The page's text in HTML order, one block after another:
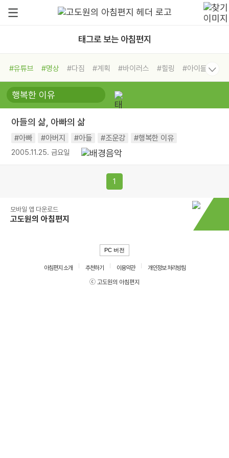
태그로 보는 아침편지
#유튜브 #명상 #다짐 #계획 #바이러스 #힐링
#아이들
#비전캠프
#독서캠프 #삶
#희망
#나눔 #친구 #링컨학교
#독서
#건강 #면역력
아들의 삶, 아빠의 삶
#아빠 #아버지 #아들 #조운강 #행복한 이유
2005.11.25. 금요일
1
모바일 앱 다운로드
고도원의 아침편지
PC 버전
아침편지 소개 추천하기 이용약관
개인정보 처리방침
ⓒ 고도원의 아침편지